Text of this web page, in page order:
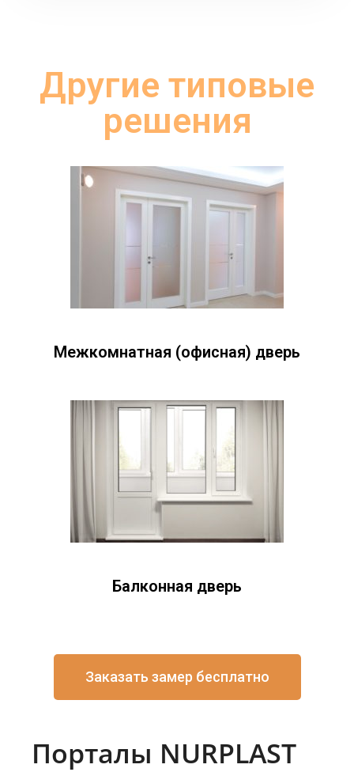
Другие типовые
решения
Межкомнатная (офисная) дверь
Балконная дверь
Заказать замер бесплатно
Порталы NURPLAST